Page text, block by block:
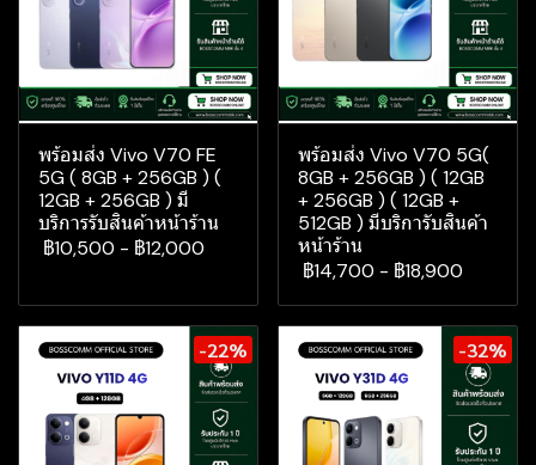
พร้อมส่ง Vivo V70 FE
5G ( 8GB + 256GB ) (
12GB + 256GB ) มี
บริการรับสินค้าหน้าร้าน
฿10,500 - ฿12,000
พร้อมส่ง Vivo V70 5G(
8GB + 256GB ) ( 12GB
+ 256GB ) ( 12GB +
512GB ) มีบริการับสินค้า
หน้าร้าน
฿14,700 - ฿18,900
-22% -32%